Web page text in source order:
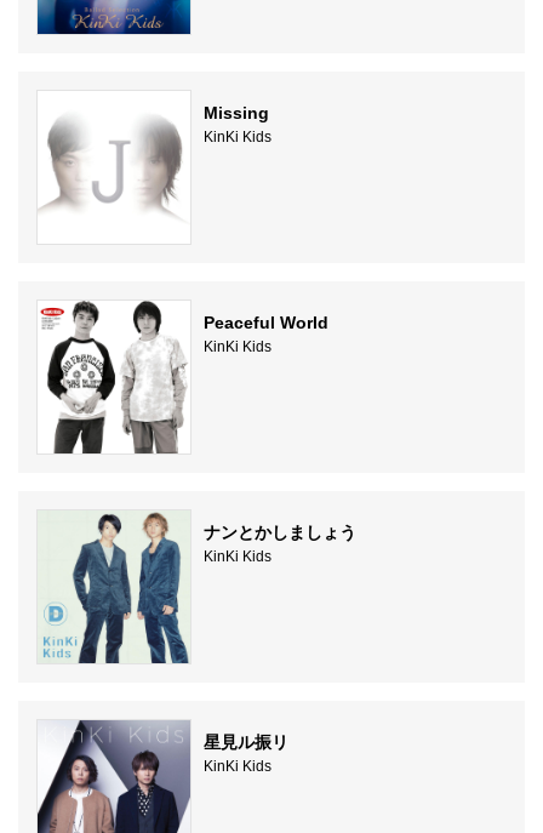
Missing
KinKi Kids
Peaceful World
KinKi Kids
ナンとかしましょう
KinKi Kids
星見ル振リ
KinKi Kids